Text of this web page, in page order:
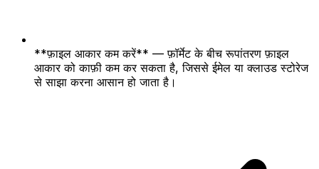
**फ़ाइल आकार कम करें** — फ़ॉर्मेट के बीच रूपांतरण फ़ाइल
आकार को काफ़ी कम कर सकता है, जिससे ईमेल या क्लाउड स्टोरेज
से साझा करना आसान हो जाता है।